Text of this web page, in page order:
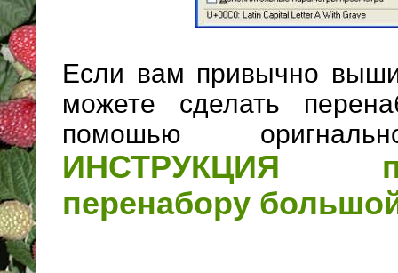
Если вам привычно
можете сделать
помошью
ИНСТРУКЦИЯ
перенабору